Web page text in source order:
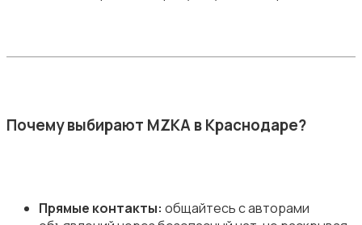
Почему выбирают MZKA в Краснодаре?
Прямые контакты: общайтесь с авторами